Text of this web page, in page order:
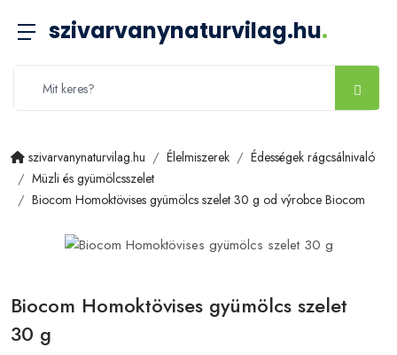
szivarvanynaturvilag.hu.
szivarvanynaturvilag.hu Élelmiszerek
Édességek rágcsálnivaló
Müzli és gyümölcsszelet
Biocom Homoktövises gyümölcs szelet 30 g od výrobce Biocom
Biocom Homoktövises gyümölcs szelet
30 g